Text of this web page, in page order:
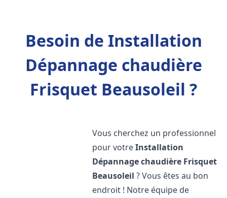
Besoin de Installation
Dépannage chaudière
Frisquet Beausoleil ?
Vous cherchez un professionnel
pour votreInstallation
Dépannage chaudière Frisquet
Beausoleil ? Vous êtes au bon
endroit ! Notre équipe de